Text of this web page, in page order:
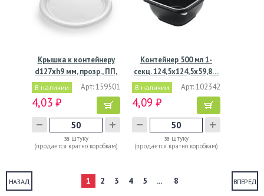
Крышка к контейнеру
d127хh9 мм, прозр., ПП,
В наличии Арт: 159501
4,03 ₽
за штуку
(продается кратно коробкам)
Контейнер 500 мл 1-
секц. 124,5х124,5х59,8…
В наличии Арт: 102342
4,09 ₽
за штуку
(продается кратно коробкам)
НАЗАД ВПЕРЕД
1 2 3 4 5 ... 8